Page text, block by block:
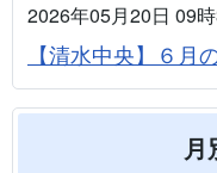
2026年05月20日 09
【清水中央】６月
月